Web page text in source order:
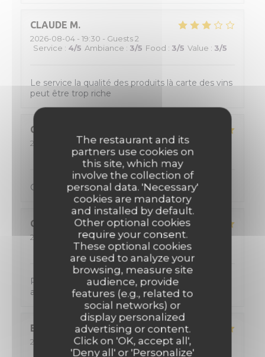
The restaurant and its
partners use cookies on
this site, which may
involve the collection of
personal data. 'Necessary'
cookies are mandatory
and installed by default.
Other optional cookies
require your consent.
These optional cookies
are used to analyze your
browsing, measure site
audience, provide
features (e.g., related to
social networks) or
display personalized
advertising or content.
Click on 'OK, accept all',
'Deny all' or 'Personalize'
CLAUDE M
2026-08-04 - 19:30 - Guests 2
Service : 4/5 Ambiance : 3/5 Food : 3/5 Value : 3/5
Le service la qualité des produits là carte des vins
peut être trop riche
Cyril
2026-08-04
- 20:00 - Guests 2
4/5 Ambiance:5/5 Food:5/5 Value
Cuisine excellente Menu copieux, avec du choix
CYRIL
2026-08-02
- 12:00 - Guests 2
/5 Ambiance: 5/5 Food:5/5 Value
Personnel tres accueillant, de tres bon conseil
avec une cuisine formidable !
Eric
2026-08-02- 12:15 - Guests 2
5/5 Ambiance: 5/5 Food:5/5 Value